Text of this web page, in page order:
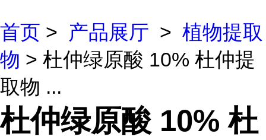
首页 > 产品展厅 > 植物提取
物 > 杜仲绿原酸 10% 杜仲提
取物 ...
杜仲绿原酸 10% 杜